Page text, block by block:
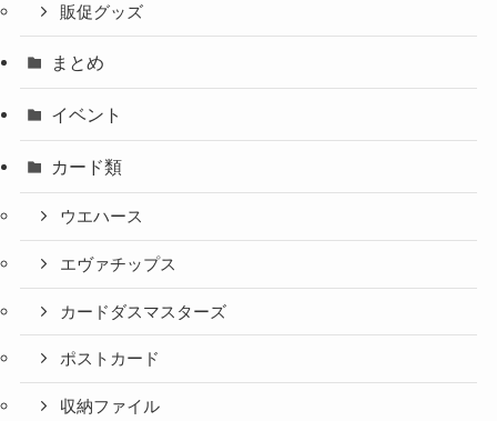
販促グッズ
まとめ
イベント
カード類
ウエハース
エヴァチップス
カードダスマスターズ
ポストカード
収納ファイル